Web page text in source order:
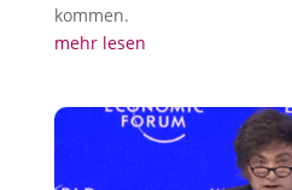
kommen.
mehr lesen